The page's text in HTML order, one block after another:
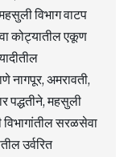
विभाग वाटप
कोट्यातील एकूण
नागपूर, अमरावती,
पद्धतीने, महसुली
विभागांतील सरळसेवा
उर्वरित